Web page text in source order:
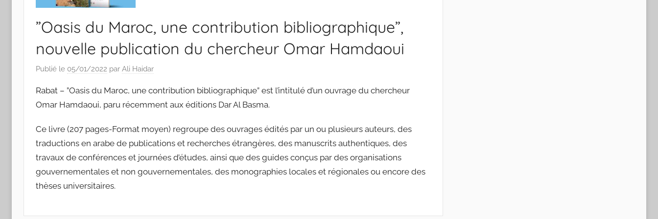
”Oasis du Maroc, une contribution bibliographique”,
nouvelle publication du chercheur Omar Hamdaoui
Publié le 05/01/2022 par Ali Haidar
Rabat – ”Oasis du Maroc, une contribution bibliographique” est l’intitulé d’un ouvrage du chercheur
Omar Hamdaoui, paru récemment aux éditions Dar Al Basma.
Ce livre (207 pages-Format moyen) regroupe des ouvrages édités par un ou plusieurs auteurs, des
traductions en arabe de publications et recherches étrangères, des manuscrits authentiques, des
travaux de conférences et journées d’études, ainsi que des guides conçus par des organisations
gouvernementales et non gouvernementales, des monographies locales et régionales ou encore des
thèses universitaires.